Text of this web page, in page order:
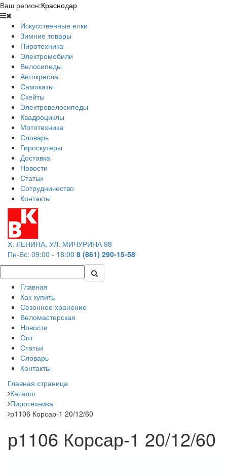
Ваш регион:Краснодар
Искусственные елки
Зимние товары
Пиротехника
Электромобили
Велосипеды
Автокресла
Самокаты
Скейты
Электровелосипеды
Квадроциклы
Мототехника
Словарь
Гироскутеры
Доставка
Новости
Статьи
Сотрудничество
Контакты
Х. ЛЕНИНА, УЛ. МИЧУРИНА 98
Пн-Вс: 09:00 - 18:00 8 (861) 290-15-58
Главная
Как купить
Сезонное хранение
Веломастерская
Новости
Опт
Статьи
Словарь
Контакты
Главная страница
Каталог
Пиротехника
р1106 Корсар-1 20/12/60
р1106 Корсар-1 20/12/60